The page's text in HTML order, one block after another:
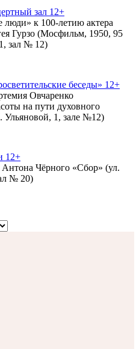
зал 12+
к 100-летию актера
Гурзо (Мосфильм, 1950, 95
зал № 12)
беседы» 12+
Овчаренко
на пути духовного
1, зале №12)
12+
Чёрного «Сбор» (ул.
№ 20)